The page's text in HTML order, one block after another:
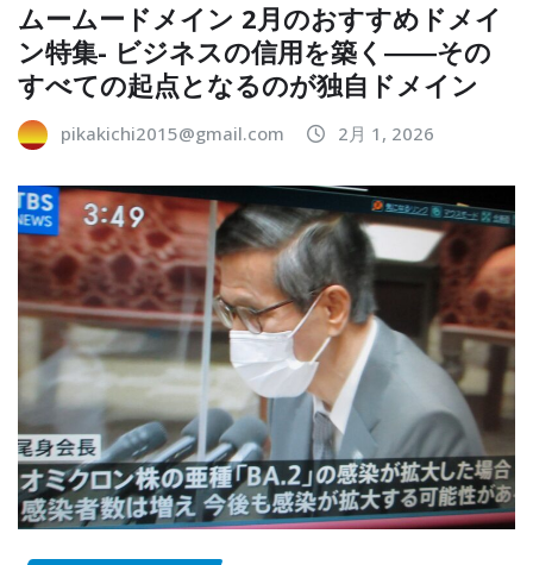
ムームードメイン 2月のおすすめドメイ
ン特集- ビジネスの信用を築く――その
すべての起点となるのが独自ドメイン
pikakichi2015@gmail.com 2月 1, 2026